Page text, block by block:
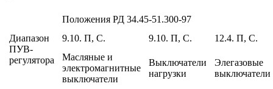
Диапазон
ПУВ-
регулятора
Положения РД 34.45-51.300-97
9.10. П, С.
9.10. П, С.
12.4. П, С.
Масляные и
электромагнитные
выключатели
Выключатели
нагрузки
Элегазовые
выключатели